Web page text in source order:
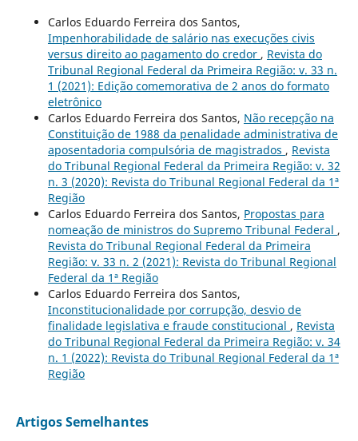
Carlos Eduardo Ferreira dos Santos,
Impenhorabilidade de salário nas execuções civis
versus direito ao pagamento do credor , Revista do
Tribunal Regional Federal da Primeira Região: v. 33 n.
1 (2021): Edição comemorativa de 2 anos do formato
eletrônico
Carlos Eduardo Ferreira dos Santos, Não recepção na
Constituição de 1988 da penalidade administrativa de
aposentadoria compulsória de magistrados , Revista
do Tribunal Regional Federal da Primeira Região: v. 32
n. 3 (2020): Revista do Tribunal Regional Federal da 1ª
Região
Carlos Eduardo Ferreira dos Santos, Propostas para
nomeação de ministros do Supremo Tribunal Federal ,
Revista do Tribunal Regional Federal da Primeira
Região: v. 33 n. 2 (2021): Revista do Tribunal Regional
Federal da 1ª Região
Carlos Eduardo Ferreira dos Santos,
Inconstitucionalidade por corrupção, desvio de
finalidade legislativa e fraude constitucional , Revista
do Tribunal Regional Federal da Primeira Região: v. 34
n. 1 (2022): Revista do Tribunal Regional Federal da 1ª
Região
Artigos Semelhantes